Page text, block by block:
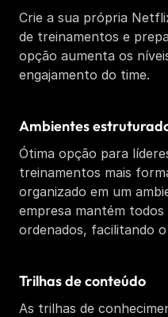
Crie a sua própria
de treinamentos e
opção aumenta os
engajamento do time.
Ambientes
Ótima opção para
treinamentos mais
organizado em um
empresa mantém
ordenados, facilitando
Trilhas de conteúdo
As trilhas de